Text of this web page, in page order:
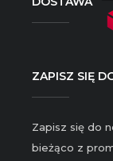
ZAPISZ SIĘ
Zapisz się do
bieżąco z